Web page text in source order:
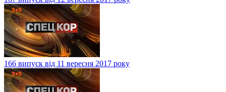
166 випуск від 11 вересня 2017 року